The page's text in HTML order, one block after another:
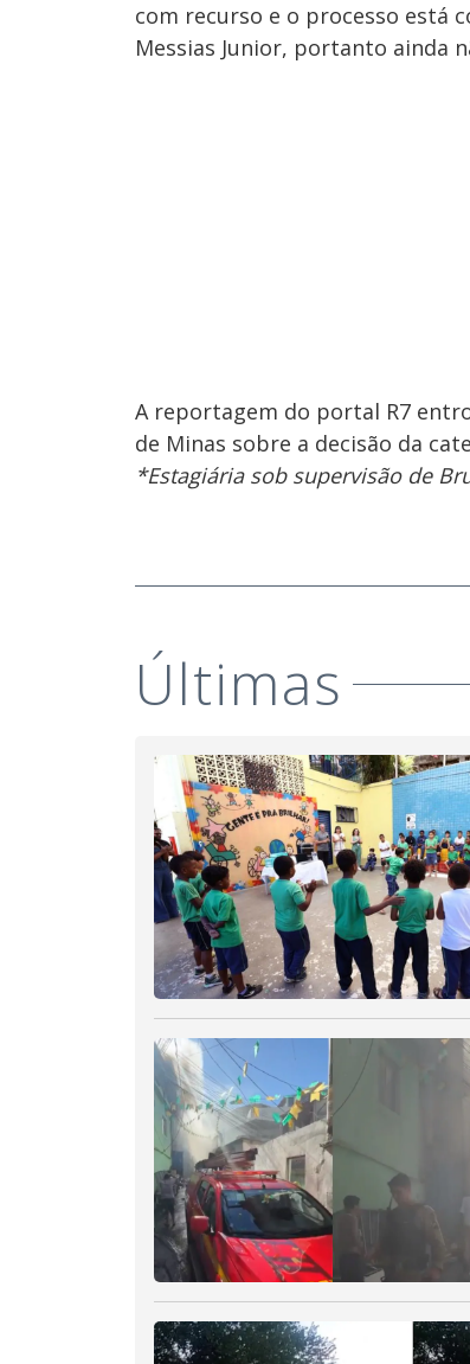
com recurso e o processo está
Messias Junior, portanto ainda
A reportagem do portal R7
de Minas sobre a decisão da
*Estagiária sob supervisão de
Últimas